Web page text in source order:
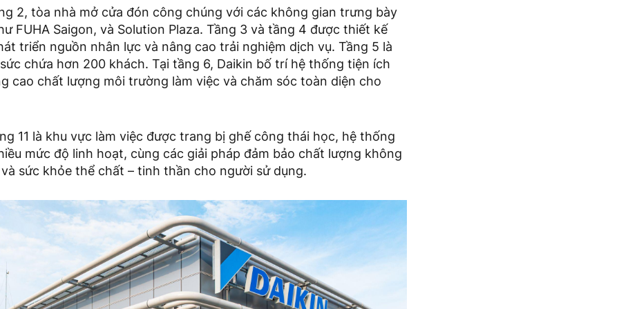
2, tòa nhà mở cửa đón công chúng với các không gian trưng bày
FUHA Saigon, và Solution Plaza. Tầng 3 và tầng 4 được thiết kế
triển nguồn nhân lực và nâng cao trải nghiệm dịch vụ. Tầng 5 là
chứa hơn 200 khách. Tại tầng 6, Daikin bố trí hệ thống tiện ích
cao chất lượng môi trường làm việc và chăm sóc toàn diện cho
11 là khu vực làm việc được trang bị ghế công thái học, hệ thống
mức độ linh hoạt, cùng các giải pháp đảm bảo chất lượng không
sức khỏe thể chất – tinh thần cho người sử dụng.